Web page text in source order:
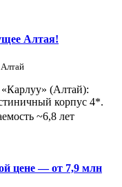
Алтая!
(Алтай):
корпус 4*.
~6,8 лет
цене — от 7,9 млн